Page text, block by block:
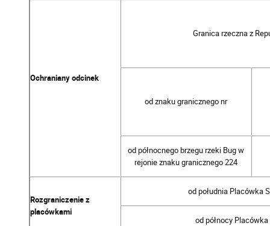
Ochraniany odcinek
Granica rzeczna z
od znaku granicznego nr
od północnego brzegu rzeki Bug w
rejonie znaku granicznego 224
Rozgraniczenie z
placówkami
od południa Placówka
od północy